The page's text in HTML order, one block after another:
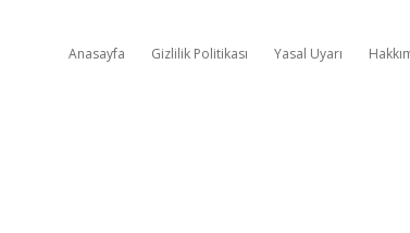
Anasayfa Gizlilik Politikası Yasal Uyarı